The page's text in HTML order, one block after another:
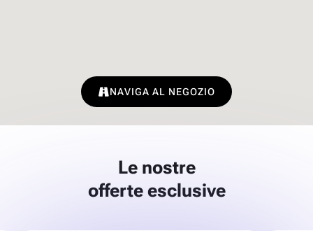
NAVIGA AL NEGOZIO
Le nostre
offerte esclusive